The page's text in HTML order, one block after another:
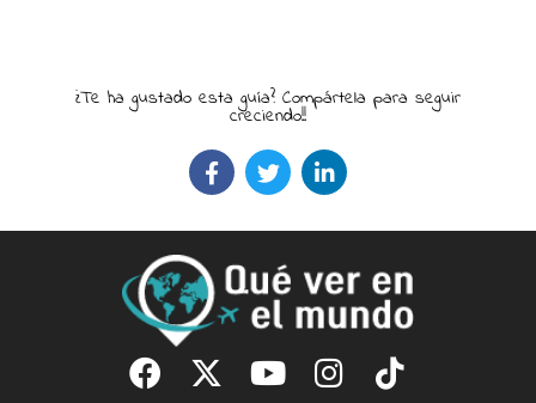
¿Te ha gustado esta guía? Compártela para seguir
creciendo!!